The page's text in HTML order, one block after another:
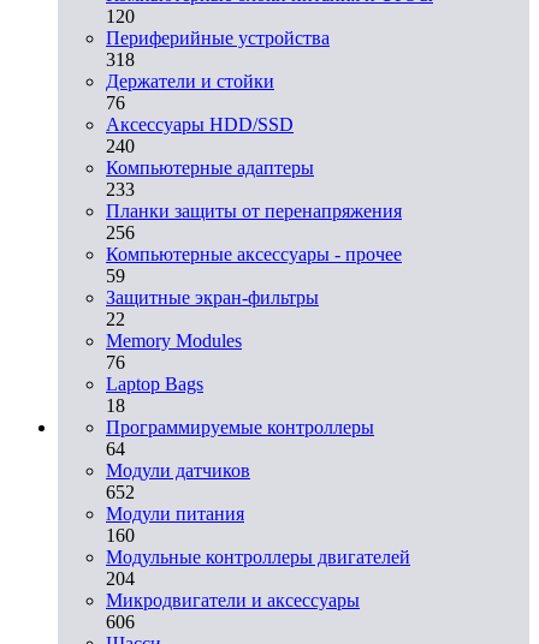
120
Периферийные устройства
318
Держатели и стойки
76
Аксессуары HDD/SSD
240
Компьютерные адаптеры
233
Планки защиты от перенапряжения
256
Компьютерные аксессуары - прочее
59
Защитные экран-фильтры
22
Memory Modules
76
Laptop Bags
18
Программируемые контроллеры
64
Модули датчиков
652
Модули питания
160
Модульные контроллеры двигателей
204
Микродвигатели и аксессуары
606